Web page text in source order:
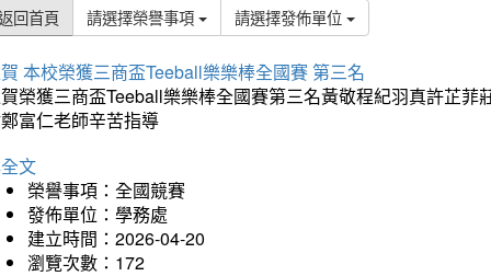
回首頁 請選擇榮譽事項 請選擇發佈單位
本校榮獲三商盃Teeball樂樂棒全國賽 第三名
榮獲三商盃Teeball樂樂棒全國賽第三名黃敬程紀羽真許芷
富仁老師辛苦指導
文
榮譽事項：全國競賽
發佈單位：學務處
建立時間：2026-04-20
瀏覽次數：172